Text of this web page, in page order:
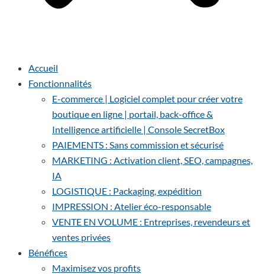
Accueil
Fonctionnalités
E-commerce | Logiciel complet pour créer votre
boutique en ligne | portail, back-office &
Intelligence artificielle | Console SecretBox
PAIEMENTS : Sans commission et sécurisé
MARKETING : Activation client, SEO, campagnes,
IA
LOGISTIQUE : Packaging, expédition
IMPRESSION : Atelier éco-responsable
VENTE EN VOLUME : Entreprises, revendeurs et
ventes privées
Bénéfices
Maximisez vos profits